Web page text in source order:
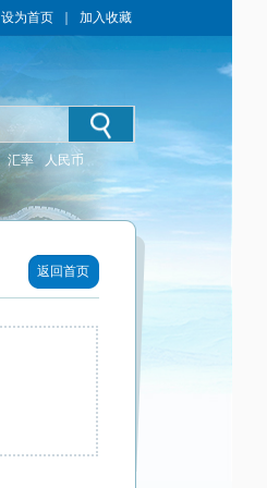
设为首页 加入收藏
汇率 人民币
返回首页